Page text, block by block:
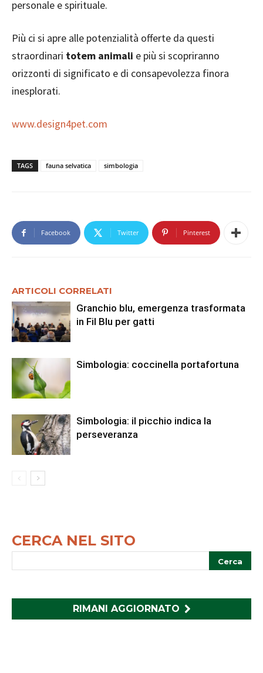
personale e spirituale.
Più ci si apre alle potenzialità offerte da questi
straordinari totem animali e più si scopriranno
orizzonti di significato e di consapevolezza finora
inesplorati.
www.design4pet.com
TAGS fauna selvatica simbologia
Facebook Twitter Pinterest
ARTICOLI CORRELATI
Granchio blu, emergenza trasformata
in Fil Blu per gatti
Simbologia: coccinella portafortuna
Simbologia: il picchio indica la
perseveranza
CERCA NEL SITO
RIMANI AGGIORNATO